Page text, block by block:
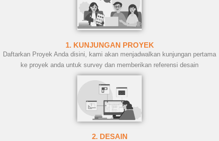
1. KUNJUNGAN PROYEK
Daftarkan Proyek Anda disini, kami akan menjadwalkan kunjungan pertama
ke proyek anda untuk survey dan memberikan referensi desain
2. DESAIN